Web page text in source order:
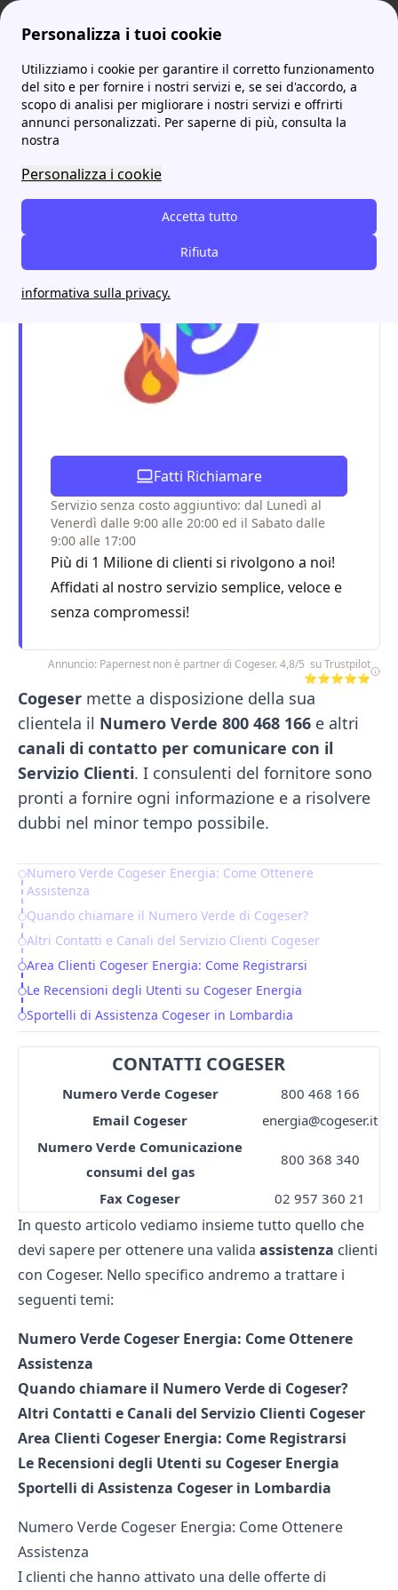
Personalizza i tuoi cookie
Utilizziamo i cookie per garantire il corretto funzionamento
del sito e per fornire i nostri servizi e, se sei d'accordo, a
scopo di analisi per migliorare i nostri servizi e offrirti
annunci personalizzati. Per saperne di più, consulta la
nostra
Personalizza i cookie
Accetta tutto
Rifiuta
informativa sulla privacy.
ProntoBolletta MoreCogeser Numero Verde Cogeser: Tutto ciò che Devi Sapere per l'Assistenza
Numero Verde Cogeser:
Tutto ciò che Devi Sapere
per l'Assistenza
Fatti Richiamare
Servizio senza costo aggiuntivo: dal Lunedì al
Venerdì dalle 9:00 alle 20:00 ed il Sabato dalle
9:00 alle 17:00
Più di 1 Milione di clienti si rivolgono a noi!
Affidati al nostro servizio semplice, veloce e
senza compromessi!
Annuncio: Papernest non è partner di Cogeser. 4,8/5 su Trustpilot
⭐⭐⭐⭐⭐
Cogeser mette a disposizione della sua
clientela il Numero Verde 800 468 166 e altri
canali di contatto per comunicare con il
Servizio Clienti. I consulenti del fornitore sono
pronti a fornire ogni informazione e a risolvere
dubbi nel minor tempo possibile.
Table of Contents
Numero Verde Cogeser Energia: Come Ottenere
Assistenza
Quando chiamare il Numero Verde di Cogeser?
Altri Contatti e Canali del Servizio Clienti Cogeser
Area Clienti Cogeser Energia: Come Registrarsi
Le Recensioni degli Utenti su Cogeser Energia
Sportelli di Assistenza Cogeser in Lombardia
CONTATTI COGESER
Numero Verde Cogeser
800 468 166
Email Cogeser
energia@cogeser.it
Numero Verde Comunicazione
consumi del gas
800 368 340
Fax Cogeser 02 957 360 21
In questo articolo vediamo insieme tutto quello che
devi sapere per ottenere una valida assistenza clienti
con Cogeser. Nello specifico andremo a trattare i
seguenti temi:
Numero Verde Cogeser Energia: Come Ottenere
Assistenza
Quando chiamare il Numero Verde di Cogeser?
Altri Contatti e Canali del Servizio Clienti Cogeser
Area Clienti Cogeser Energia: Come Registrarsi
Le Recensioni degli Utenti su Cogeser Energia
Sportelli di Assistenza Cogeser in Lombardia
Numero Verde Cogeser Energia: Come Ottenere
Assistenza
I clienti che hanno attivato una delle offerte di